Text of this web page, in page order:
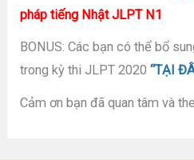
pháp tiếng Nhật JLPT N1
BONUS: Các bạn có thể bổ
trong kỳ thi JLPT 2020“TẠI
Cảm ơn bạn đã quan tâm và